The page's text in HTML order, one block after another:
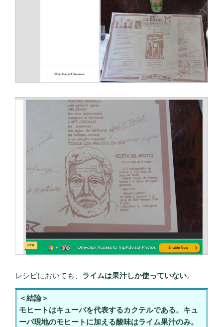
レシピにおいても、 ライムは果汁しか使っていない。
＜結論＞
モヒートはキューバを代表するカクテルである。キュ
ーバ現地のモヒートに加える酸味はライム果汁のみ。